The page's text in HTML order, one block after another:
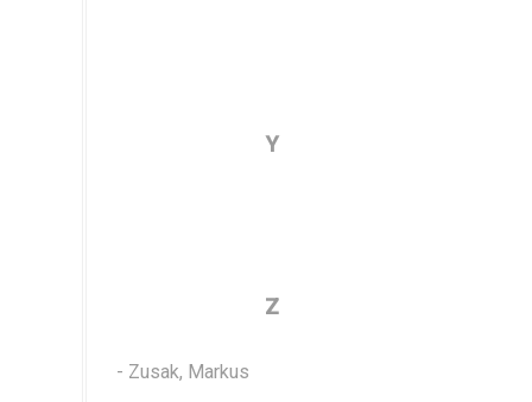
Y
Z
- Zusak, Markus